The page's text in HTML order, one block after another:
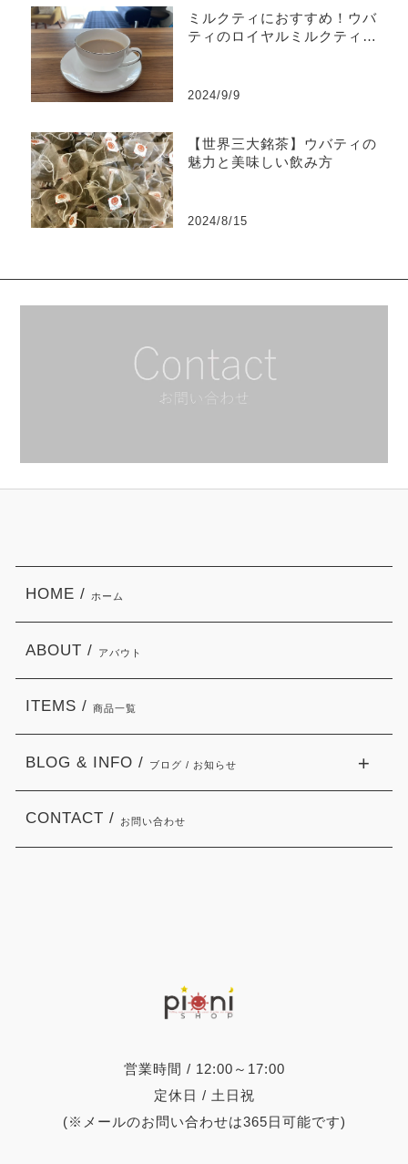
ミルクティにおすすめ！ウバ
ティのロイヤルミルクティの
2024/9/9
【世界三大銘茶】ウバティの
魅力と美味しい飲み方
2024/8/15
営業時間 / 12:00～17:00
定休日 / 土日祝
(※メールのお問い合わせは365日可能です)
HOME / ホーム
ABOUT / アバウト
ITEMS / 商品一覧
BLOG & INFO / ブログ / お知らせ
CONTACT / お問い合わせ